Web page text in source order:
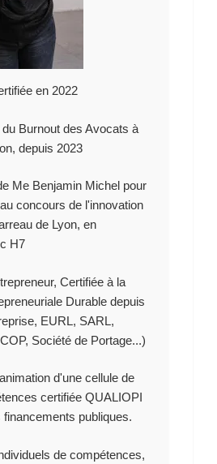
en 2022
Burnout des Avocats à
depuis 2023
Me Benjamin Michel pour
concours de l'innovation
de Lyon, en
H7
Certifiée à la
Durable depuis
EURL, SARL,
Société de Portage...)
d'une cellule de
certifiée QUALIOPI
financements publiques.
de compétences,